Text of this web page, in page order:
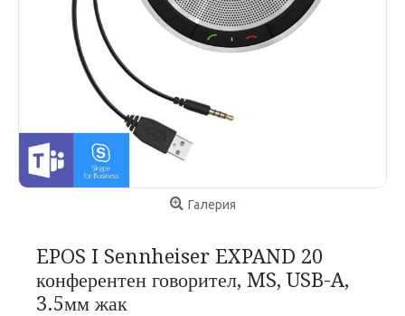
Галерия
EPOS I Sennheiser EXPAND 20
конферентен говорител, MS, USB-A,
3.5мм жак